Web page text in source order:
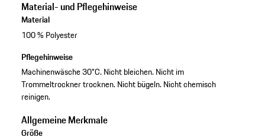
Material- und Pflegehinweise
Material
100 % Polyester
Pflegehinweise
Machinenwäsche 30°C. Nicht bleichen. Nicht im
Trommeltrockner trocknen. Nicht bügeln. Nicht chemisch
reinigen.
Allgemeine Merkmale
Größe